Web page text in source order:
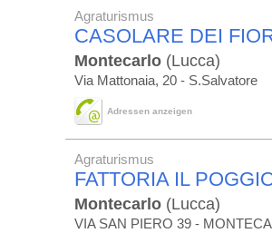
Agraturismus
CASOLARE DEI
Montecarlo (Lucca)
Via Mattonaia, 20 - S.Salvatore
Adressen anzeigen
Agraturismus
FATTORIA IL
Montecarlo (Lucca)
VIA SAN PIERO 39 -